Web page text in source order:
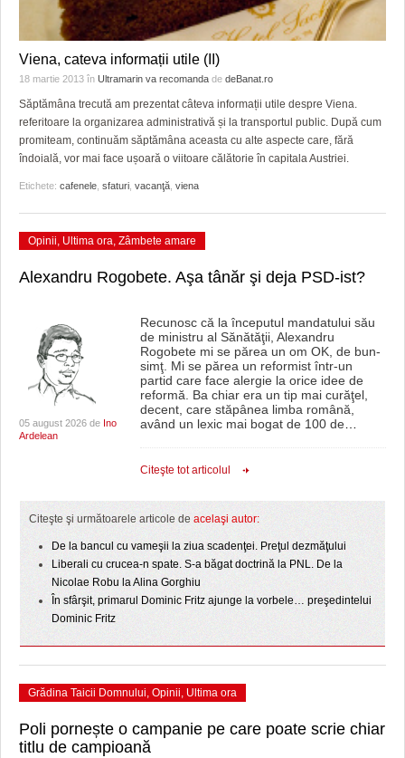
Viena, cateva informații utile (II)
18 martie 2013 în Ultramarin va recomanda de deBanat.ro
Săptămâna trecută am prezentat câteva informații utile despre Viena.
referitoare la organizarea administrativă și la transportul public. După cum
promiteam, continuăm săptămâna aceasta cu alte aspecte care, fără
îndoială, vor mai face ușoară o viitoare călătorie în capitala Austriei.
Etichete: cafenele sfaturi vacanţă viena
Opinii, Ultima ora, Zâmbete amare
Alexandru Rogobete. Aşa tânăr şi deja PSD-ist?
05 august 2026 de Ino
Ardelean
Recunosc că la începutul mandatului său
de ministru al Sănătăţii, Alexandru
Rogobete mi se părea un om OK, de bun-
simţ. Mi se părea un reformist într-un
partid care face alergie la orice idee de
reformă. Ba chiar era un tip mai curăţel,
decent, care stăpânea limba română,
având un lexic mai bogat de 100 de…
Citeşte tot articolul
Citeşte şi următoarele articole de acelaşi autor:
De la bancul cu vameşii la ziua scadenţei. Preţul dezmăţului
Liberali cu crucea-n spate. S-a băgat doctrină la PNL. De la
Nicolae Robu la Alina Gorghiu
În sfârşit, primarul Dominic Fritz ajunge la vorbele… preşedintelui
Dominic Fritz
Grădina Taicii Domnului, Opinii, Ultima ora
Poli pornește o campanie pe care poate scrie chiar
titlu de campioană